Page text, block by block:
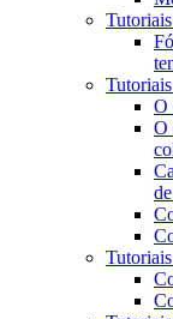
O
O